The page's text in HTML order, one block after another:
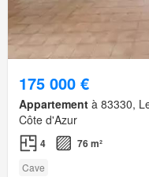
175 000 €
Appartement à 83330,
Côte d'Azur
4 76 m²
Cave